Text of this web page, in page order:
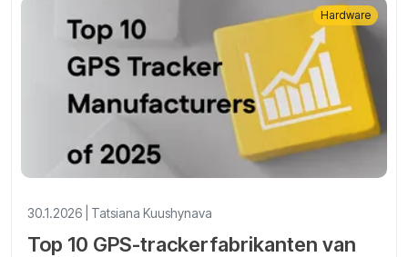
30.1.2026 | Tatsiana Kuushynava
Top 10 GPS-trackerfabrikanten van
Hardware